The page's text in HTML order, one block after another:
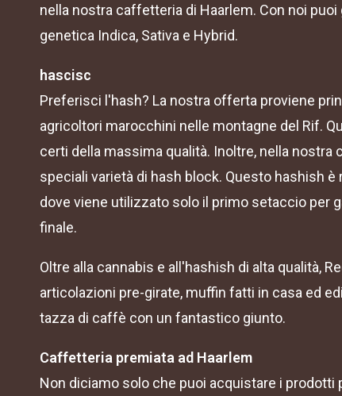
nella nostra caffetteria di Haarlem. Con noi
genetica Indica, Sativa e Hybrid.
hascisc
Preferisci l'hash? La nostra offerta proviene
agricoltori marocchini nelle montagne del Rif.
certi della massima qualità. Inoltre, nella nostra
speciali varietà di hash block. Questo hashish
dove viene utilizzato solo il primo setaccio per
finale.
Oltre alla cannabis e all'hashish di alta qualità,
articolazioni pre-girate, muffin fatti in casa ed
tazza di caffè con un fantastico giunto.
Caffetteria premiata ad Haarlem
Non diciamo solo che puoi acquistare i prodotti